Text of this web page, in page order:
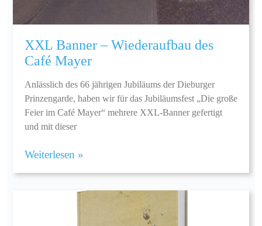
XXL Banner – Wiederaufbau des
Café Mayer
Anlässlich des 66 jährigen Jubiläums der Dieburger
Prinzengarde, haben wir für das Jubiläumsfest „Die große
Feier im Café Mayer“ mehrere XXL-Banner gefertigt
und mit dieser
Weiterlesen »